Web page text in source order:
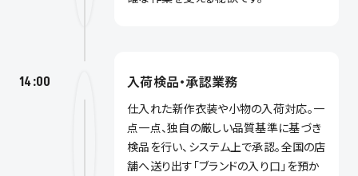
14:00 入荷検品・承認業務
仕入れた新作衣装や小物の入荷対応。一
点一点、独自の厳しい品質基準に基づき
検品を行い、システム上で承認。全国の店
舗へ送り出す「ブランドの入り口」を預か